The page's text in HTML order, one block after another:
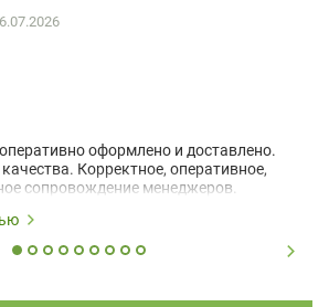
оформлено и доставлено.
Корректное, оперативное,
сопровождение менеджеров.